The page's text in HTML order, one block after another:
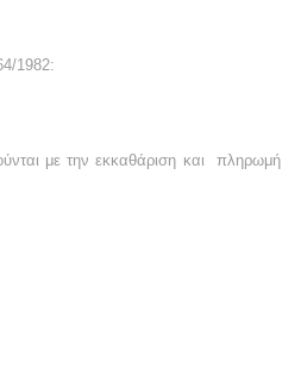
1982:
με την εκκαθάριση και πληρωμή